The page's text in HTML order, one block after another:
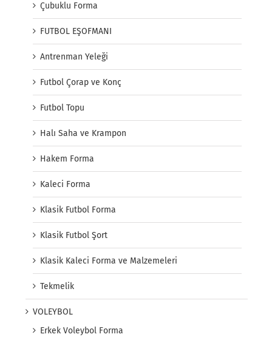
Çubuklu Forma
FUTBOL EŞOFMANI
Antrenman Yeleği
Futbol Çorap ve Konç
Futbol Topu
Halı Saha ve Krampon
Hakem Forma
Kaleci Forma
Klasik Futbol Forma
Klasik Futbol Şort
Klasik Kaleci Forma ve Malzemeleri
Tekmelik
VOLEYBOL
Erkek Voleybol Forma